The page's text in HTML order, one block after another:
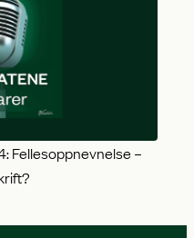
Fellesoppnevnelse –